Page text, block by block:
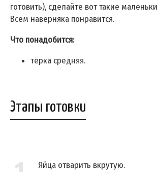
готовить), сделайте вот такие
Всем наверняка понравится.
Что понадобится:
тёрка средняя.
Этапы готовки
Яйца отварить вкрутую.